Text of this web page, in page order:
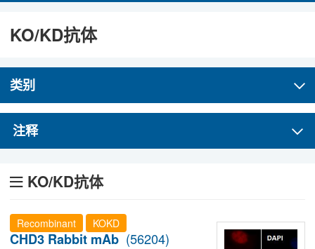
ELISA试剂盒
重组蛋白
KO/KD抗体
类别
注释
KO/KD抗体
Recombinant KOKD
CHD3 Rabbit mAb (56204)